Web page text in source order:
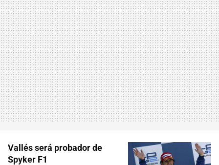
Vallés será probador de
Spyker F1